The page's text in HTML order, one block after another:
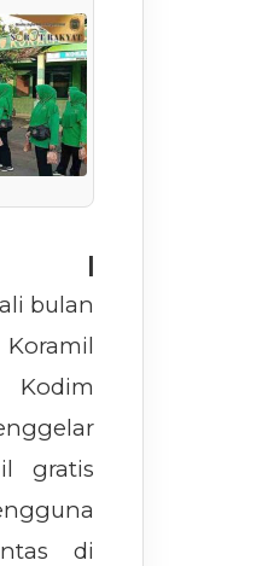
|
bulan
gratis
di